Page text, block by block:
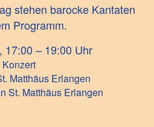
stehen barocke Kantaten
Programm.
17:00 – 19:00 Uhr
Konzert
Matthäus Erlangen
St. Matthäus Erlangen